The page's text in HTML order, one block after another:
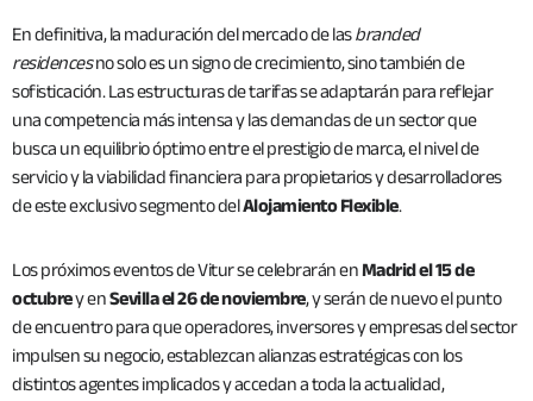
En definitiva, la maduración del mercado de lasbranded
residencesno solo es un signo de crecimiento, sino también de
sofisticación. Las estructuras de tarifas se adaptarán para reflejar
una competencia más intensa y las demandas de un sector que
busca un equilibrio óptimo entre el prestigio de marca, el nivel de
servicio y la viabilidad financiera para propietarios y desarrolladores
de este exclusivo segmento delAlojamiento Flexible.
Los próximos eventos de Vitur se celebrarán enMadrid el 15 de
octubrey enSevilla el 26 de noviembre, y serán de nuevo el punto
de encuentro para que operadores, inversores y empresas del sector
impulsen su negocio, establezcan alianzas estratégicas con los
distintos agentes implicados y accedan a toda la actualidad,